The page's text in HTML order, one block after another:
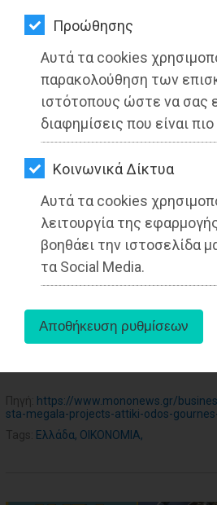
Προώθησης
Αυτά τα cookies
παρακολούθηση των
ιστότοπους ώστε να σας
διαφημίσεις που είναι
Kοινωνικά Δίκτυα
Αυτά τα cookies
λειτουργία της
βοηθάει την ιστοσελίδα
τα Social Media.
ΚΑΤΟΙΚΙΔΙΟ
ΑΓΓΕΛΙΕΣ
ΕΦΗΜΕΡΙΔΕΣ
OΔΗΓΟΣ
ΑΓΟΡΑΣ
ΨΙΘΥΡΟΙ
ΑΠΟΣΤΟΛΗ
ΑΡΘΡΩΝ
Διαβάστηκε 4897 φορές
19-04-2022
Από την
Δημοσιογράφος
aboutus
Πηγή: https://www.mononews.gr/
sta-megala-projects-attiki-odos-
Tags: Ελλάδα, ΟΙΚΟΝΟΜΙΑ,